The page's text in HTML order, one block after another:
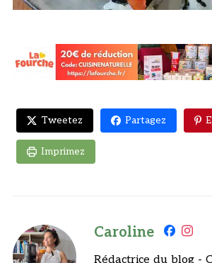
Tweetez Partagez
Imprimez
Caroline
Rédactrice du blog -